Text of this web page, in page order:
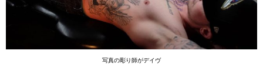
写真の彫り師がデイヴ